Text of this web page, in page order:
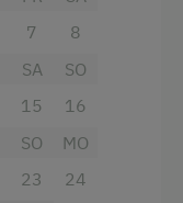
7
8
SA
15
SO
16
SO
23
MO
24